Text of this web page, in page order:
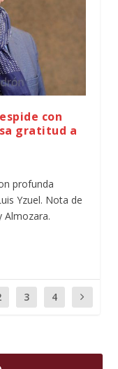
con
gratitud a
profunda
Yzuel. Nota de
Almozara.
3 4